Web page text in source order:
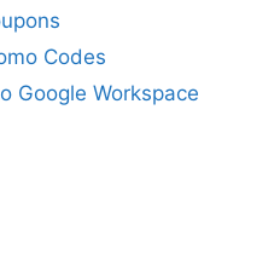
Codes
Google Workspace